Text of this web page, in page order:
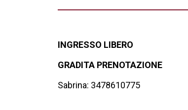
INGRESSO LIBERO
GRADITA PRENOTAZIONE
Sabrina: 3478610775